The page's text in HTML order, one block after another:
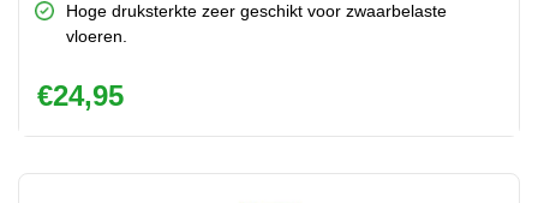
Hoge druksterkte zeer geschikt voor zwaarbelaste
vloeren.
€24,95